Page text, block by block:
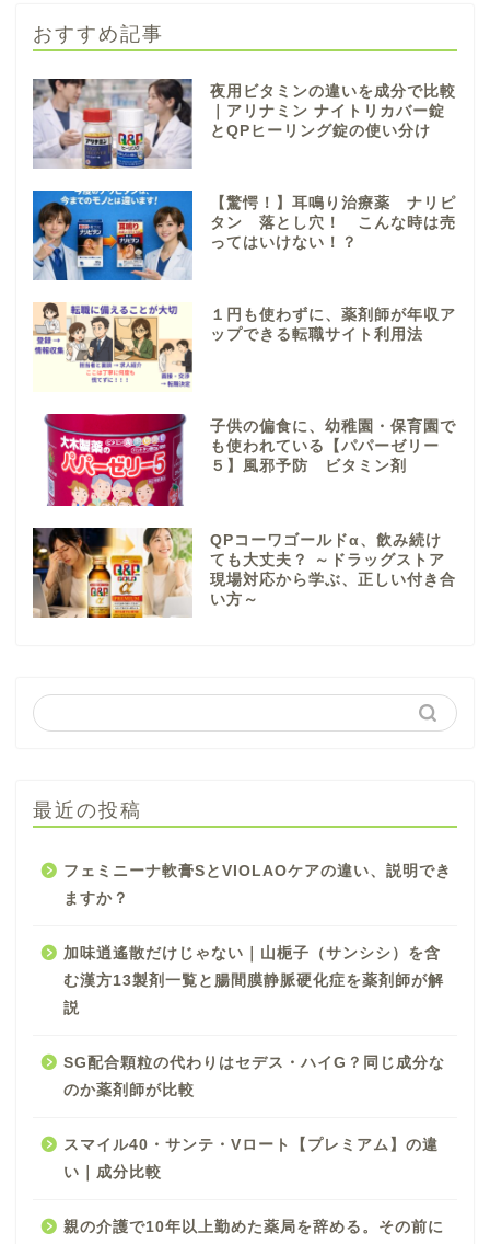
おすすめ記事
夜用ビタミンの違いを成分で比較
｜アリナミン ナイトリカバー錠
とQPヒーリング錠の使い分け
【驚愕！】耳鳴り治療薬 ナリピ
タン 落とし穴！ こんな時は売
ってはいけない！？
１円も使わずに、薬剤師が年収ア
ップできる転職サイト利用法
子供の偏食に、幼稚園・保育園で
も使われている【パパーゼリー
５】風邪予防 ビタミン剤
QPコーワゴールドα、飲み続け
ても大丈夫？ ～ドラッグストア
現場対応から学ぶ、正しい付き合
い方～
最近の投稿
フェミニーナ軟膏SとVIOLAOケアの違い、説明でき
ますか？
加味逍遙散だけじゃない｜山梔子（サンシシ）を含
む漢方13製剤一覧と腸間膜静脈硬化症を薬剤師が解
説
SG配合顆粒の代わりはセデス・ハイG？同じ成分な
のか薬剤師が比較
スマイル40・サンテ・Vロート【プレミアム】の違
い｜成分比較
親の介護で10年以上勤めた薬局を辞める。その前に